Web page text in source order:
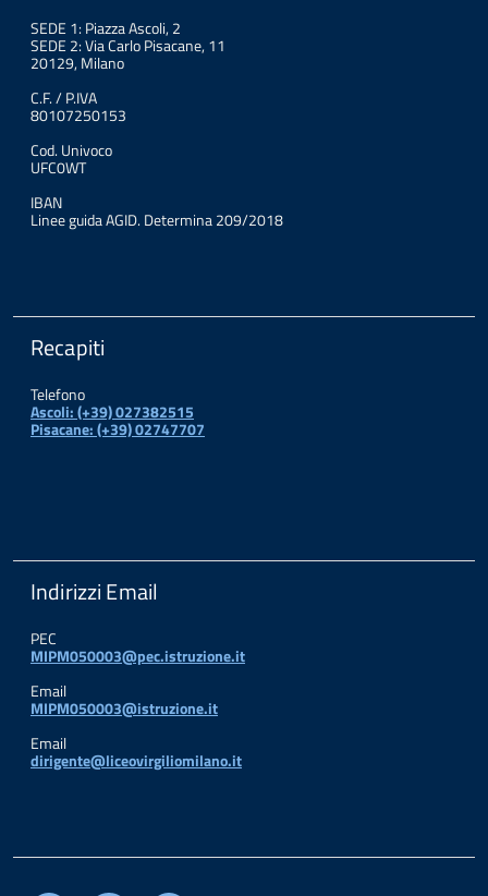
SEDE 1: Piazza Ascoli, 2
SEDE 2: Via Carlo Pisacane, 11
20129, Milano
C.F. / P.IVA
80107250153
Cod. Univoco
UFC0WT
IBAN
Linee guida AGID. Determina 209/2018
Recapiti
Telefono
Ascoli: (+39) 027382515
Pisacane: (+39) 02747707
Indirizzi Email
PEC
MIPM050003@pec.istruzione.it
Email
MIPM050003@istruzione.it
Email
dirigente@liceovirgiliomilano.it